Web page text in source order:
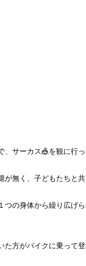
、サーカス🎪を観に行
が無く、子どもたちと
つの身体から繰り広げ
た方がバイクに乗って